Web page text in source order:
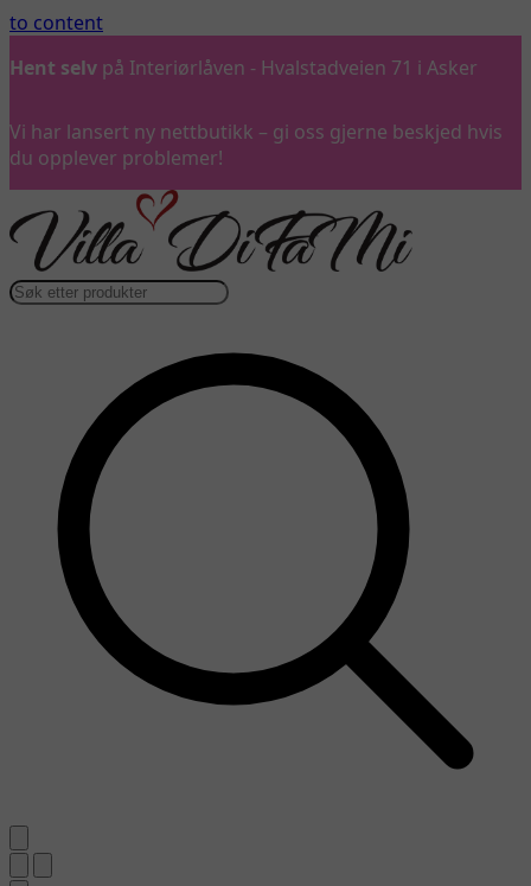
to content
Hent selv på Interiørlåven - Hvalstadveien 71 i Asker
Vi har lansert ny nettbutikk – gi oss gjerne beskjed hvis
du opplever problemer!